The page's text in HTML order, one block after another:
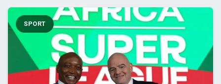
SPORT